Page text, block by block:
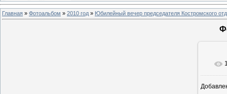
Главная » Фотоальбом » 2010 год » Юбилейный вечер председателя Костромского